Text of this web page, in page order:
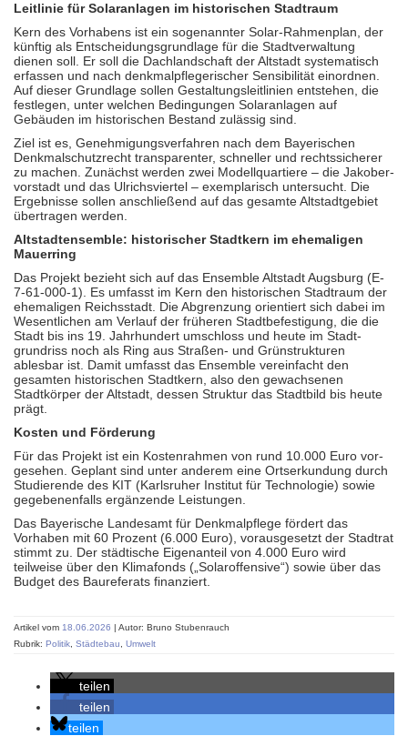
Leitlinie für Solaranlagen im historischen Stadtraum
Kern des Vorhabens ist ein sogenannter Solar-Rahmenplan, der
künftig als Ent­schei­dungs­grundlage für die Stadt­verwaltung
dienen soll. Er soll die Dach­land­schaft der Altstadt syste­matisch
erfassen und nach denkmal­pflege­rischer Sensi­bilität einordnen.
Auf dieser Grundlage sollen Gestaltungs­leit­linien entstehen, die
festlegen, unter welchen Bedingungen Solar­anlagen auf
Gebäuden im histo­ri­schen Bestand zulässig sind.
Ziel ist es, Genehmigungsverfahren nach dem Baye­rischen
Denkmal­schutz­recht trans­parenter, schneller und rechts­sicherer
zu machen. Zunächst werden zwei Modell­quartiere – die Jakober­
vorstadt und das Ulrichs­viertel – exemp­larisch untersucht. Die
Ergebnisse sollen anschlie­ßend auf das gesamte Altstadt­gebiet
übertragen werden.
Altstadtensemble: historischer Stadtkern im ehemaligen
Mauerring
Das Projekt bezieht sich auf das Ensemble Altstadt Augsburg (E-
7-61-000-1). Es umfasst im Kern den histo­ri­schen Stadtraum der
ehe­maligen Reichs­stadt. Die Abgren­zung orientiert sich dabei im
Wesent­lichen am Verlauf der früheren Stadt­be­festigung, die die
Stadt bis ins 19. Jahr­hundert umschloss und heute im Stadt­
grundriss noch als Ring aus Straßen- und Grün­strukturen
ablesbar ist. Damit umfasst das Ensemble verein­facht den
gesamten histo­ri­schen Stadtkern, also den gewach­senen
Stadtkörper der Altstadt, dessen Struktur das Stadtbild bis heute
prägt.
Kosten und Förderung
Für das Projekt ist ein Kostenrahmen von rund 10.000 Euro vor­
gesehen. Geplant sind unter anderem eine Orts­erkundung durch
Stu­dierende des KIT (Karls­ruher Institut für Techno­logie) sowie
gegebenen­falls ergänzende Leistungen.
Das Bayerische Landesamt für Denkmal­pflege fördert das
Vorhaben mit 60 Prozent (6.000 Euro), voraus­gesetzt der Stadtrat
stimmt zu. Der städtische Eigen­anteil von 4.000 Euro wird
teilweise über den Klimafonds („Solar­offensive“) sowie über das
Budget des Bau­referats finanziert.
Artikel vom 18.06.2026 | Autor: Bruno Stubenrauch
Rubrik: Politik Städtebau Umwelt
teilen
teilen
teilen